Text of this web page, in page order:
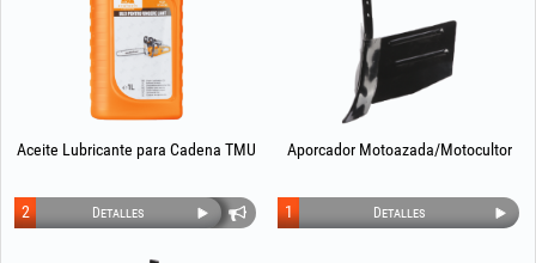
Aceite Lubricante para Cadena TMU
Detalles
2
Aporcador Motoazada/Motocultor
Detalles
1